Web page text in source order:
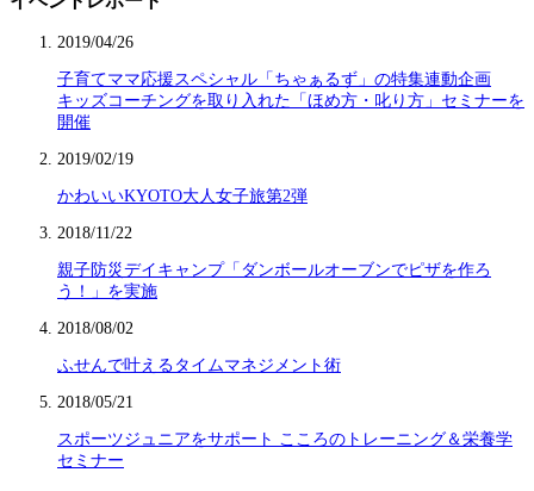
2019/04/26
子育てママ応援スペシャル「ちゃぁるず」の特集連動企画
キッズコーチングを取り入れた「ほめ方・叱り方」セミナーを
開催
2019/02/19
かわいいKYOTO大人女子旅第2弾
2018/11/22
親子防災デイキャンプ「ダンボールオーブンでピザを作ろ
う！」を実施
2018/08/02
ふせんで叶えるタイムマネジメント術
2018/05/21
スポーツジュニアをサポート こころのトレーニング＆栄養学
セミナー